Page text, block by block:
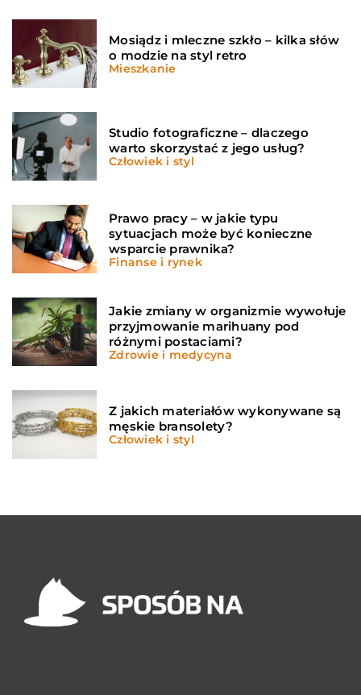
Mosiądz i mleczne szkło – kilka słów
o modzie na styl retro
Mieszkanie
Studio fotograficzne – dlaczego
warto skorzystać z jego usług?
Człowiek i styl
Prawo pracy – w jakie typu
sytuacjach może być konieczne
wsparcie prawnika?
Finanse i rynek
Jakie zmiany w organizmie wywołuje
przyjmowanie marihuany pod
różnymi postaciami?
Zdrowie i medycyna
Z jakich materiałów wykonywane są
męskie bransolety?
Człowiek i styl